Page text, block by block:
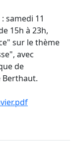
samedi 11
15h à 23h,
sur le thème
avec
de
Berthaut.